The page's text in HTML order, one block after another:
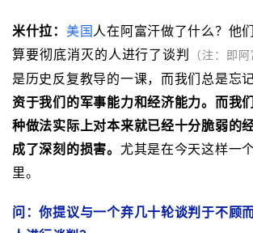
米什拉： 美国 人在阿富汗做了什么？他
算要彻底消灭的人进行了谈判
（注：即
是历史反复教导的一课，而我们总是忘记
资于我们的军事能力和经济能力。而我
种做法实际上对本来就已经十分脆弱的
成了深刻的损害。 尤其是在今天这样一
里。
问：你提议与一个弃几十轮谈判于不顾